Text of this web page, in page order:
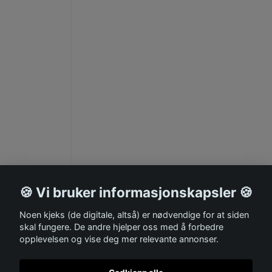
🍪 Vi bruker informasjonskapsler 🍪
Noen kjeks (de digitale, altså) er nødvendige for at siden
skal fungere. De andre hjelper oss med å forbedre
opplevelsen og vise deg mer relevante annonser.